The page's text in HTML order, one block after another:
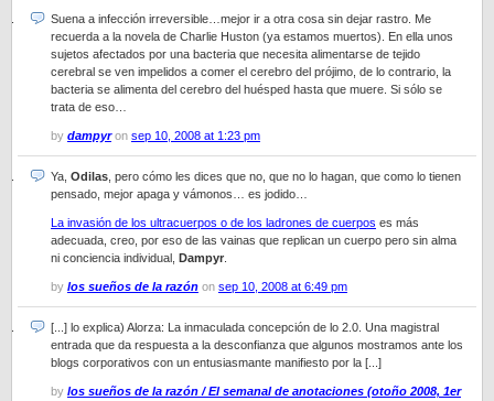
Suena a infección irreversible…mejor ir a otra cosa sin dejar rastro. Me
recuerda a la novela de Charlie Huston (ya estamos muertos). En ella unos
sujetos afectados por una bacteria que necesita alimentarse de tejido
cerebral se ven impelidos a comer el cerebro del prójimo, de lo contrario, la
bacteria se alimenta del cerebro del huésped hasta que muere. Si sólo se
trata de eso…
by dampyron sep 10, 2008 at 1:23 pm
Ya, Odilas , pero cómo les dices que no, que no lo hagan, que como lo tienen
pensado, mejor apaga y vámonos… es jodido…
La invasión de los ultracuerpos o de los ladrones de cuerpos es más
adecuada, creo, por eso de las vainas que replican un cuerpo pero sin alma
ni conciencia individual, Dampyr
by los sueños de la razón on sep 10, 2008 at 6:49 pm
[...] lo explica) Alorza: La inmaculada concepción de lo 2.0. Una magistral
entrada que da respuesta a la desconfianza que algunos mostramos ante los
blogs corporativos con un entusiasmante manifiesto por la [...]
by los sueños de la razón / El semanal de anotaciones (otoño 2008, 1er